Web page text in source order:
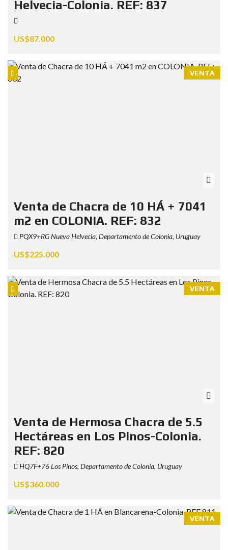
Helvecia-Colonia. REF: 837
US$87.000
VENTA
Venta de Chacra de 10 HÁ + 7041
m2 en COLONIA. REF: 832
PQX9+RG Nueva Helvecia, Departamento de Colonia, Uruguay
US$225.000
VENTA
Venta de Hermosa Chacra de 5.5
Hectáreas en Los Pinos-Colonia.
REF: 820
HQ7F+76 Los Pinos, Departamento de Colonia, Uruguay
US$360.000
VENTA